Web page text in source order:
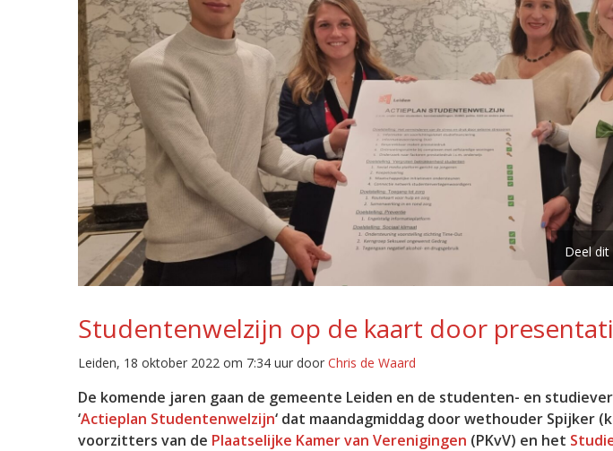
Deel
Studentenwelzijn op de kaart door
Leiden, 18 oktober 2022 om 7:34 uur door Chris de Waard
De komende jaren gaan de gemeente Leiden en de studenten- en
‘Actieplan Studentenwelzijn‘ dat maandagmiddag door wethouder Spijker
voorzitters van de Plaatselijke Kamer van Verenigingen (PKvV) en het